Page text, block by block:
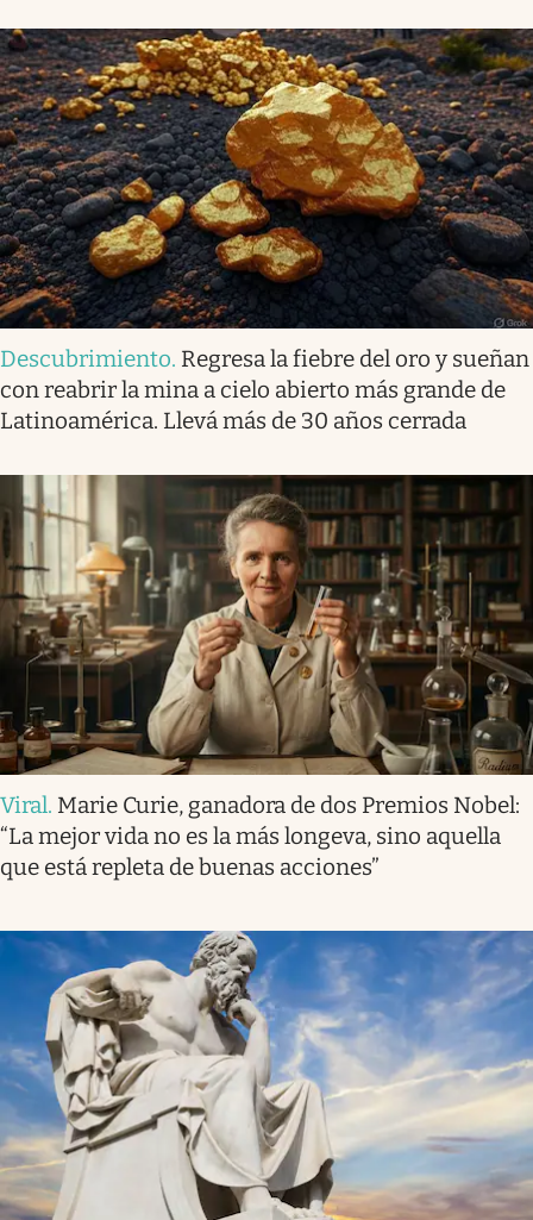
Descubrimiento. Regresa la fiebre del oro y sueñan
con reabrir la mina a cielo abierto más grande de
Latinoamérica. Llevá más de 30 años cerrada
Viral. Marie Curie, ganadora de dos Premios Nobel:
“La mejor vida no es la más longeva, sino aquella
que está repleta de buenas acciones”